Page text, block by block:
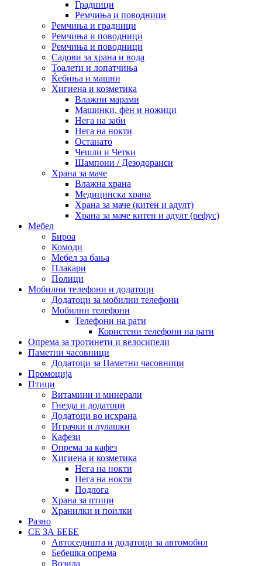
Градници
Ремчиња и поводници
Ремчиња и градници
Ремчиња и поводници
Ремчиња и поводници
Садови за храна и вода
Тоалети и лопатчиња
Ќебиња и машни
Хигиена и козметика
Влажни марами
Машинки, фен и ножици
Нега на заби
Нега на нокти
Останато
Чешли и Четки
Шампони / Дезодоранси
Храна за маче
Влажна храна
Медицинска храна
Храна за маче (китен и адулт)
Храна за маче китен и адулт (рефус)
Мебел
Бироа
Комоди
Мебел за бања
Плакари
Полици
Мобилни телефони и додатоци
Додатоци за мобилни телефони
Мобилни телефони
Телефони на рати
Користени телефони на рати
Опрема за тротинети и велосипеди
Паметни часовници
Додатоци за Паметни часовници
Промоција
Птици
Витамини и минерали
Гнезда и додатоци
Додатоци во исхрана
Играчки и лулашки
Кафези
Опрема за кафез
Хигиена и козметика
Нега на нокти
Нега на нокти
Подлога
Храна за птици
Хранилки и поилки
Разно
СЕ ЗА БЕБЕ
Автоседишта и додатоци за автомобил
Бебешка опрема
Возила